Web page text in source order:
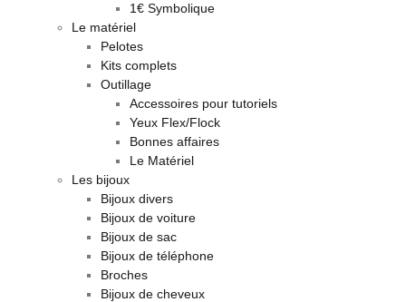
1€ Symbolique
Le matériel
Pelotes
Kits complets
Outillage
Accessoires pour tutoriels
Yeux Flex/Flock
Bonnes affaires
Le Matériel
Les bijoux
Bijoux divers
Bijoux de voiture
Bijoux de sac
Bijoux de téléphone
Broches
Bijoux de cheveux